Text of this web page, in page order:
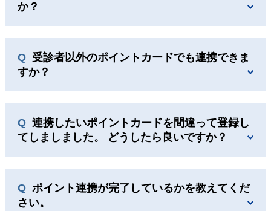
か？
受診者以外のポイントカードでも連携できま
すか？
連携したいポイントカードを間違って登録し
てしましました。 どうしたら良いですか？
ポイント連携が完了しているかを教えてくだ
さい。